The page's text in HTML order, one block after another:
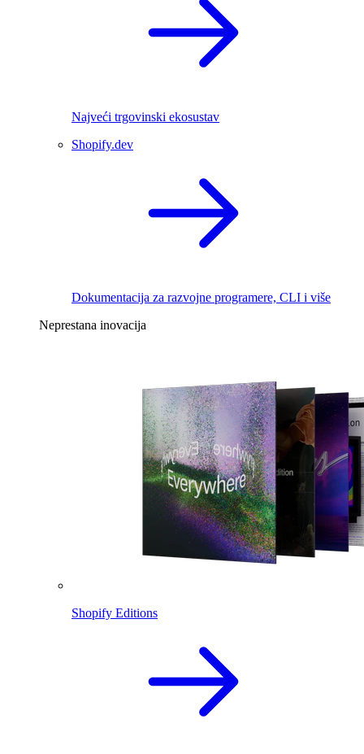
Najveći trgovinski ekosustav
Shopify.dev
Dokumentacija za razvojne programere, CLI i više
Neprestana inovacija
Shopify Editions